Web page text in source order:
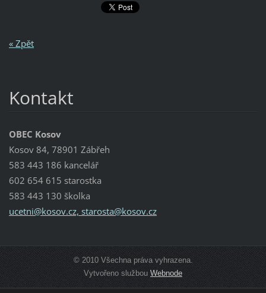
« Zpět
Kontakt
OBEC Kosov
Kosov 84, 78901 Zábřeh
583 443 186 kancelář
602 654 615 starostka
583 443 130 školka
ucetni@kosov.cz, starosta@kosov.cz
© 2010 Všechna práva vyhrazena.
Vytvořeno službou Webnode